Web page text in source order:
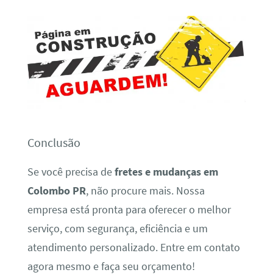
Conclusão
Se você precisa defretes e mudanças em
Colombo PR, não procure mais. Nossa
empresa está pronta para oferecer o melhor
serviço, com segurança, eficiência e um
atendimento personalizado. Entre em contato
agora mesmo e faça seu orçamento!